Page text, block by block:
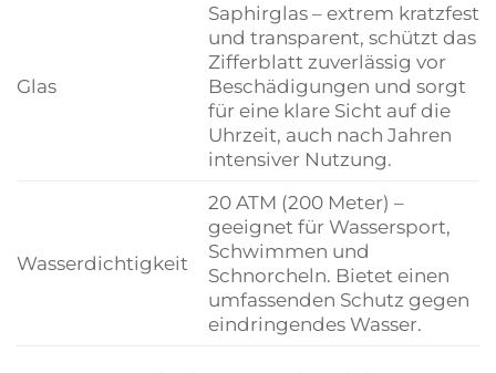
Glas
Saphirglas – extrem kratzfest
und transparent, schützt das
Zifferblatt zuverlässig vor
Beschädigungen und sorgt
für eine klare Sicht auf die
Uhrzeit, auch nach Jahren
intensiver Nutzung.
Wasserdichtigkeit
20 ATM (200 Meter) –
geeignet für Wassersport,
Schwimmen und
Schnorcheln. Bietet einen
umfassenden Schutz gegen
eindringendes Wasser.